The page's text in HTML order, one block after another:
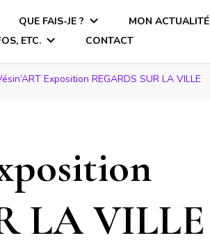
QUE FAIS-JE ?
MON ACTUALITÉ
ETC.
CONTACT
Exposition REGARDS SUR LA VILLE
LA VILLE